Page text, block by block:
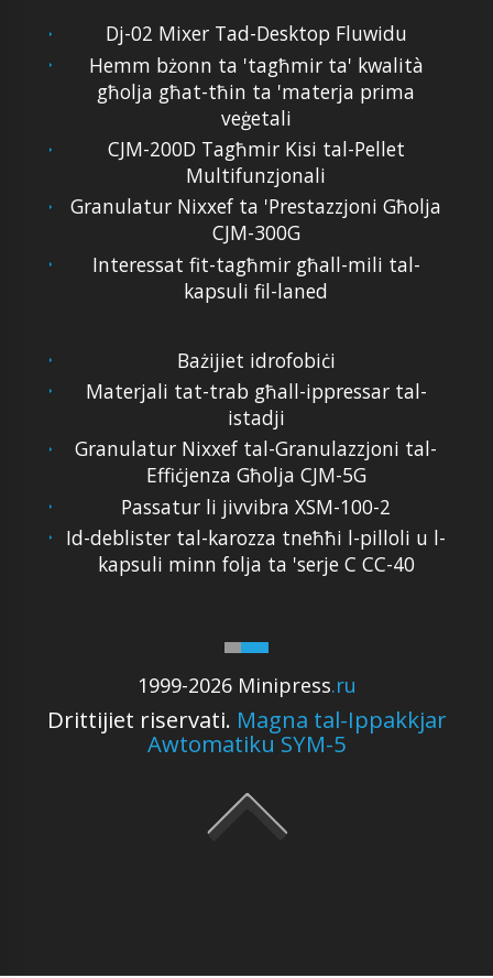
Dj-02 Mixer Tad-Desktop Fluwidu
Hemm bżonn ta 'tagħmir ta' kwalità
għolja għat-tħin ta 'materja prima
veġetali
CJM-200D Tagħmir Kisi tal-Pellet
Multifunzjonali
Granulatur Nixxef ta 'Prestazzjoni Għolja
CJM-300G
Interessat fit-tagħmir għall-mili tal-
kapsuli fil-laned
1999-2026 Minipress.ru
Drittijiet riservati. Magna tal-Ippakkjar
Awtomatiku SYM-5
Bażijiet idrofobiċi
Materjali tat-trab għall-ippressar tal-
istadji
Granulatur Nixxef tal-Granulazzjoni tal-
Effiċjenza Għolja CJM-5G
Passatur li jivvibra XSM-100-2
Id-deblister tal-karozza tneħħi l-pilloli u l-
kapsuli minn folja ta 'serje C CC-40